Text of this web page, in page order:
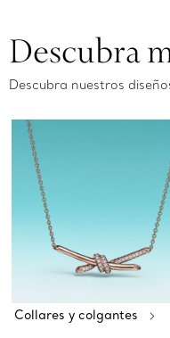
Descubra
Descubra nuestros
Collares y colgantes